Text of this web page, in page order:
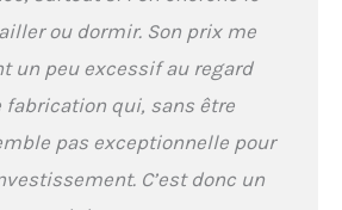
ou dormir. Son prix me
un peu excessif au regard
fabrication qui, sans être
pas exceptionnelle pour
C’est donc un